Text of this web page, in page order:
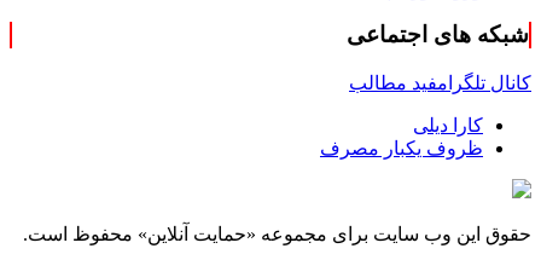
شبکه های اجتماعی
کانال تلگرامفید مطالب
کارا دیلی
ظروف یکبار مصرف
حقوق این وب سایت برای مجموعه «حمایت‌ آنلاین» محفوظ است.